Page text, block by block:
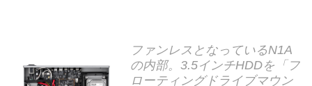
ファンレスとなっているN1A
の内部。3.5インチHDDを「フ
ローティングドライブマウン